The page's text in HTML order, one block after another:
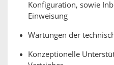
Konfiguration, sowie
Einweisung
Wartungen der
Konzeptionelle